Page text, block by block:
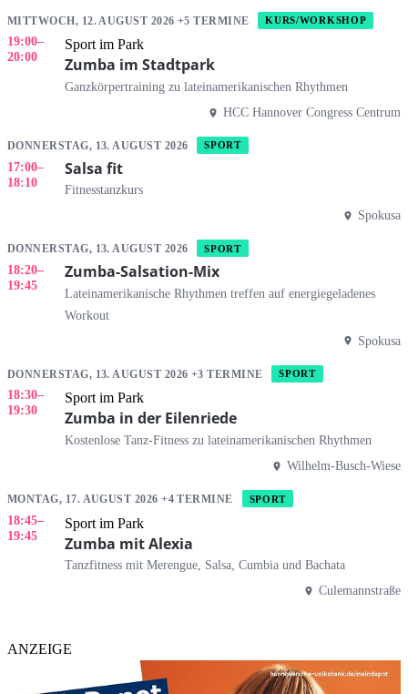
MITTWOCH, 12. AUGUST 2026 +5 TERMINE KURS/WORKSHOP
19:00–
20:00
Sport im Park
Zumba im Stadtpark
Ganzkörpertraining zu lateinamerikanischen Rhythmen
HCC Hannover Congress Centrum
DONNERSTAG, 13. AUGUST 2026 SPORT
17:00–
18:10
Salsa fit
Fitnesstanzkurs
Spokusa
DONNERSTAG, 13. AUGUST 2026 SPORT
18:20–
19:45
Zumba-Salsation-Mix
Lateinamerikanische Rhythmen treffen auf energiegeladenes
Workout
Spokusa
DONNERSTAG, 13. AUGUST 2026 +3 TERMINE SPORT
18:30–
19:30
Sport im Park
Zumba in der Eilenriede
Kostenlose Tanz-Fitness zu lateinamerikanischen Rhythmen
Wilhelm-Busch-Wiese
MONTAG, 17. AUGUST 2026 +4 TERMINE SPORT
18:45–
19:45
Sport im Park
Zumba mit Alexia
Tanzfitness mit Merengue, Salsa, Cumbia und Bachata
Culemannstraße
ANZEIGE